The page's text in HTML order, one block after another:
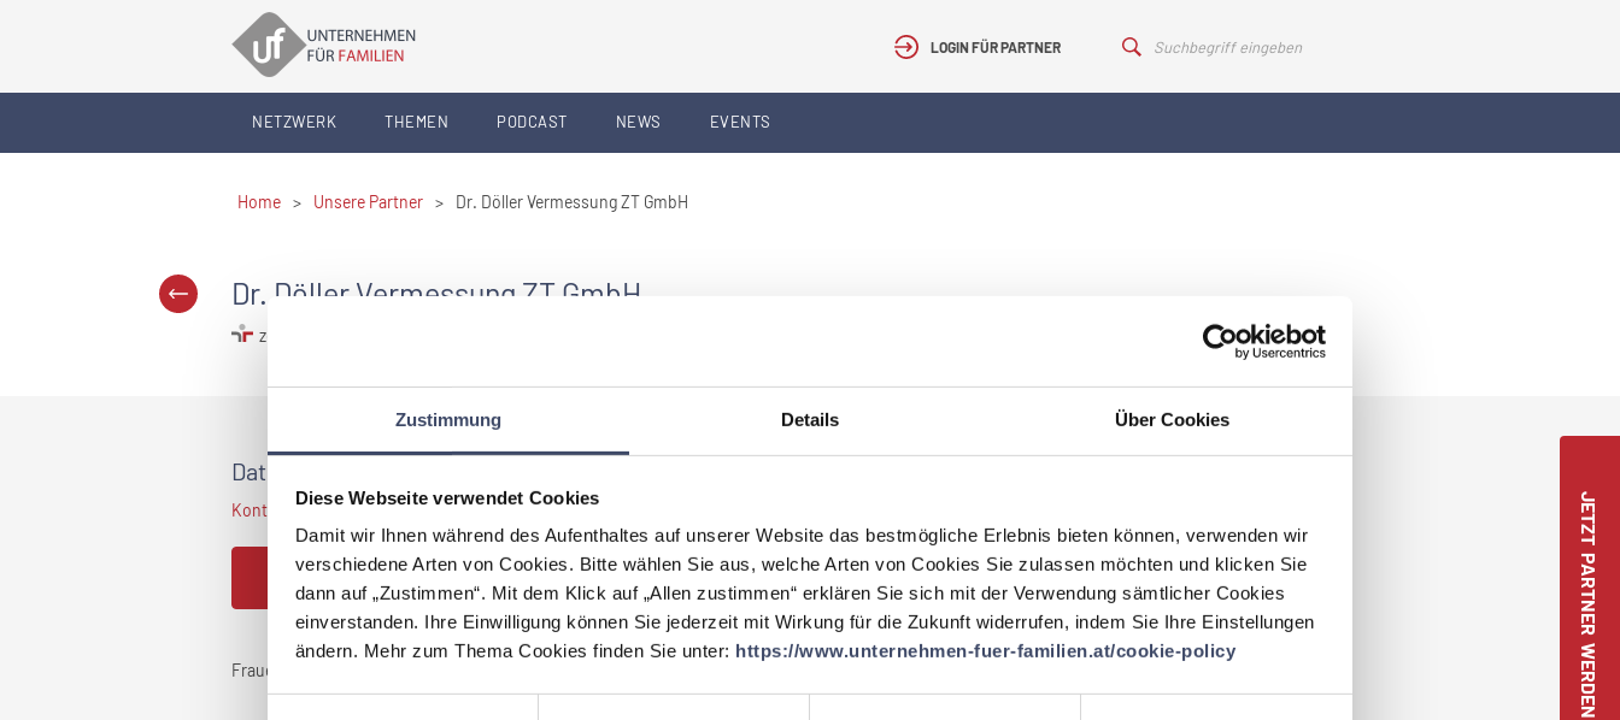
Zustimmung Details Über Cookies
Diese Webseite verwendet Cookies
Damit wir Ihnen während des Aufenthaltes auf unserer Website das bestmögliche Erlebnis bieten können, verwenden wir
verschiedene Arten von Cookies. Bitte wählen Sie aus, welche Arten von Cookies Sie zulassen möchten und klicken Sie
dann auf „Zustimmen“. Mit dem Klick auf „Allen zustimmen“ erklären Sie sich mit der Verwendung sämtlicher Cookies
einverstanden. Ihre Einwilligung können Sie jederzeit mit Wirkung für die Zukunft widerrufen, indem Sie Ihre Einstellungen
ändern. Mehr zum Thema Cookies finden Sie unter: https://www.unternehmen-fuer-familien.at/cookie-policy
LOGIN FÜR PARTNER
NETZWERK THEMEN PODCAST NEWS EVENTS
JETZT PARTNER WERDEN
Home > Unsere Partner > Dr. Döller Vermessung ZT GmbH
Dr. Döller Vermessung ZT GmbH
zertifiziert familienfreundlicher Arbeitgeber
Daten und Fakten
Kontaktdaten sind nur für Premium Mitglieder ersichtlich.
Frauenanteil im Unternehmen: